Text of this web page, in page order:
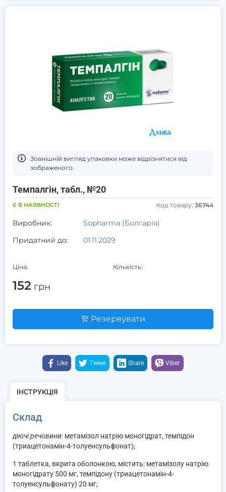
Зовнішній вигляд упаковки може відрізнятися від
зображеного.
Темпалгін, табл., №20
Є В НАЯВНОСТІ Код товару: 36744
Виробник:
Sopharma (Болгарія)
Придатний до:
01.11.2029
Ціна:
152 грн
Кількість:
Резервувати
Like Tweet Share Viber
ІНСТРУКЦІЯ
Склад
діючі речовини: метамізол натрію моногідрат, темпідон
(триацетонамін-4-толуенсульфонат);
1 таблетка, вкрита оболонкою, містить: метамізолу натрію
моногідрату 500 мг, темпідону (триацетонамін-4-
толуенсульфонату) 20 мг;